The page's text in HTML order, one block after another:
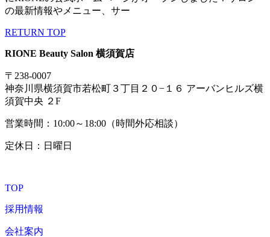
の最新情報やメニュー、サー
RETURN TOP
RIONE Beauty Salon 横須賀店
〒238-0007
神奈川県横須賀市若松町３丁目２０−１６ アーバンヒルズ横
須賀中央 ２F
営業時間：10:00～18:00（時間外応相談）
定休日：日曜日
TOP
採用情報
会社案内